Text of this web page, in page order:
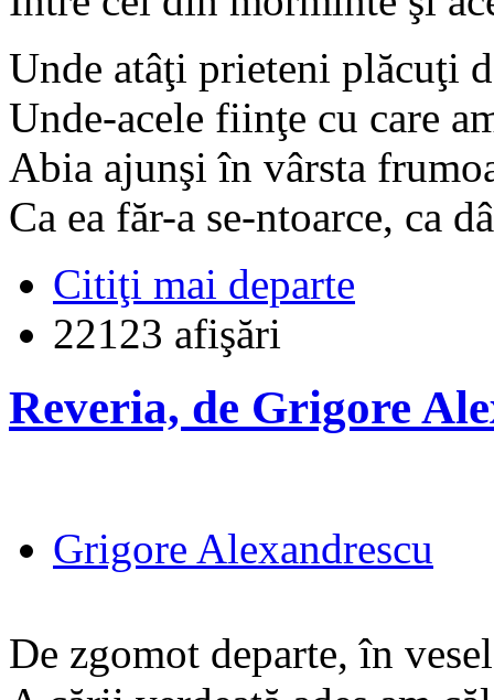
Unde atâţi prieteni plăcuţi
Unde-acele fiinţe cu care
Abia ajunşi în vârsta
Ca ea făr-a se-ntoarce, ca
Citiţi mai departe
22123 afişări
Reveria, de Grigore
Grigore Alexandrescu
De zgomot departe, în